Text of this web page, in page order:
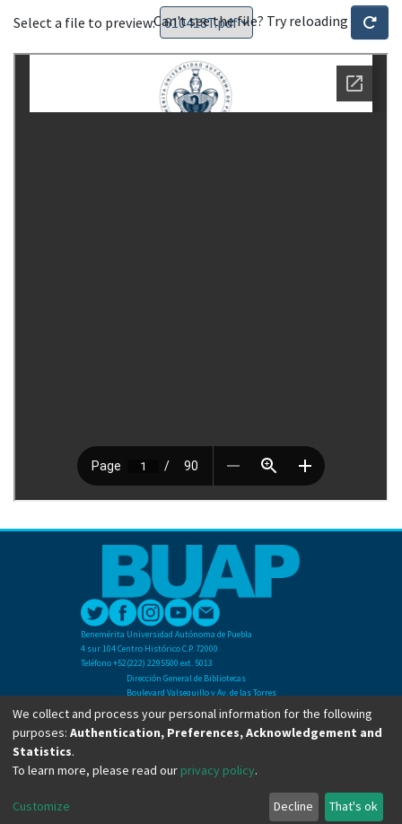
Select a file to preview:Can't see the file? Try reloading
Benemérita Universidad Autónoma de Puebla
4 sur 104 Centro Histórico C.P. 72000
Teléfono +52(222) 2295500 ext. 5013
Dirección General de Bibliotecas
Boulevard Valsequillo y Av. de las Torres
Ciudad Universitaria. Col. San Manuel
C.P. 72570
Teléfono +52 (222) 2295500 Ext 2901
Copyright © Dirección General de Bibliotecas - BUAP 2024. All right reserved.
We collect and process your personal information for the following
purposes: Authentication, Preferences, Acknowledgement and
Statistics.
To learn more, please read our privacy policy.
Customize Decline That's ok